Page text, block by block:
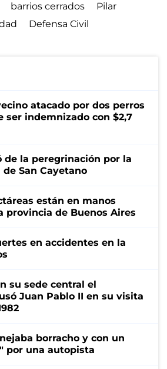
barrios cerrados
Pilar
Defensa Civil
atacado por dos perros
ser indemnizado con $2,7
la peregrinación por la
San Cayetano
están en manos
provincia de Buenos Aires
en accidentes en la
su sede central el
Juan Pablo II en su visita
borracho y con un
por una autopista